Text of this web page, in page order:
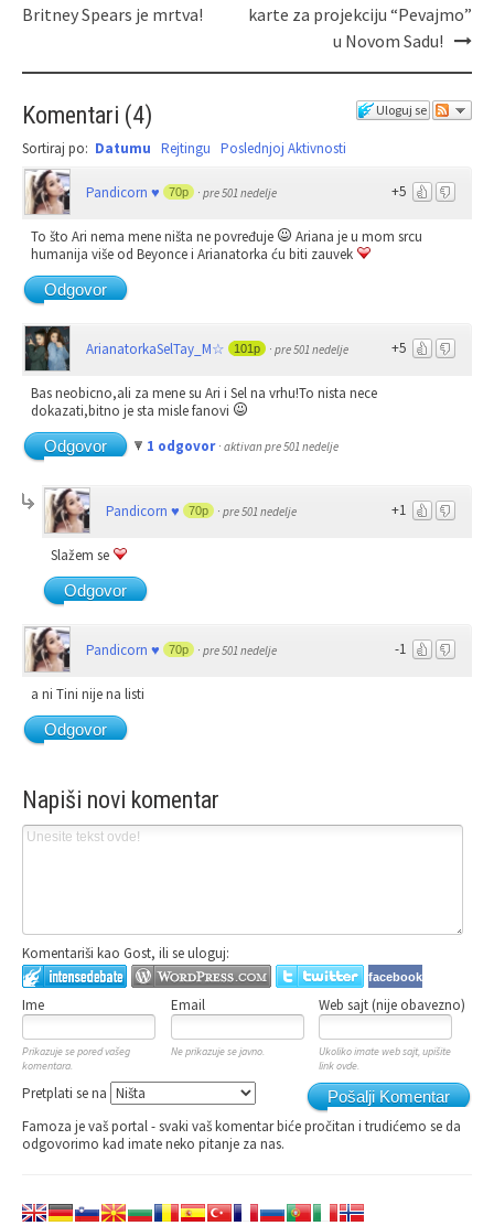
Britney Spears je mrtva!
karte za projekciju “Pevajmo”
u Novom Sadu!
Uloguj se
Komentari (4)
Sortiraj po: Datumu Rejtingu Poslednjoj Aktivnosti
+5
Pandicorn ♥ 70p · pre 501 nedelje
To što Ari nema mene ništa ne povređuje
Ariana je u mom srcu
humanija više od Beyonce i Arianatorka ću biti zauvek
Odgovor
+5
ArianatorkaSelTay_M☆ 101p · pre 501 nedelje
Bas neobicno,ali za mene su Ari i Sel na vrhu!To nista nece
dokazati,bitno je sta misle fanovi
Odgovor
1 odgovor · aktivan pre 501 nedelje
+1
Pandicorn ♥ 70p · pre 501 nedelje
Slažem se
Odgovor
-1
Pandicorn ♥ 70p · pre 501 nedelje
a ni Tini nije na listi
Odgovor
Napiši novi komentar
Komentariši kao Gost, ili se uloguj:
facebook
Ime Email Web sajt (nije obavezno)
Prikazuje se pored vašeg
komentara.
Ne prikazuje se javno.
Ukoliko imate web sajt, upišite
link ovde.
Pošalji Komentar
Pretplati se na
Famoza je vaš portal - svaki vaš komentar biće pročitan i trudićemo se da
odgovorimo kad imate neko pitanje za nas.